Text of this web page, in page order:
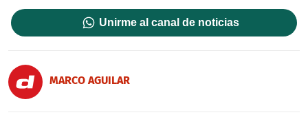
Unirme al canal de noticias
MARCO AGUILAR